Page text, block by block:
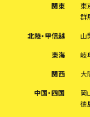
関東
東
群
北陸・甲信越
山
東海
岐
関西
大
中国・四国
岡
徳